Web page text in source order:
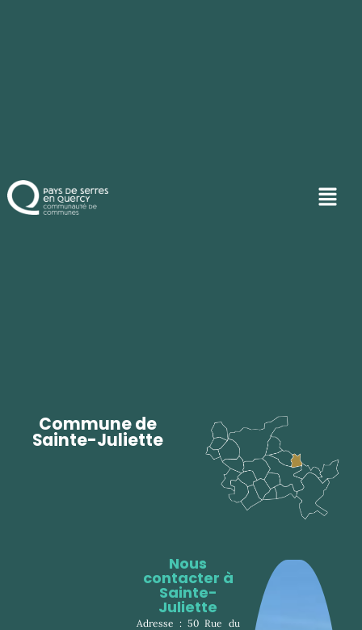
Commune de
Sainte-Juliette
Nous
contacter à
Sainte-
Juliette
Adresse : 50 Rue du